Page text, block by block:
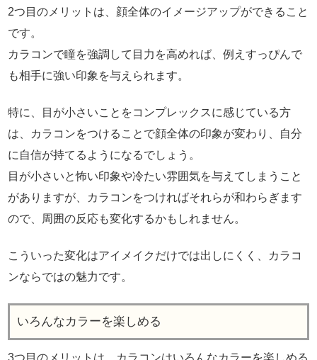
2つ目のメリットは、顔全体のイメージアップができること
です。
カラコンで瞳を強調して目力を高めれば、例えすっぴんで
も相手に強い印象を与えられます。
特に、目が小さいことをコンプレックスに感じている方
は、カラコンをつけることで顔全体の印象が変わり、自分
に自信が持てるようになるでしょう。
目が小さいと怖い印象や冷たい雰囲気を与えてしまうこと
がありますが、カラコンをつければそれらが和わらぎます
ので、周囲の反応も変化するかもしれません。
こういった変化はアイメイクだけでは出しにくく、カラコ
ンならではの魅力です。
いろんなカラーを楽しめる